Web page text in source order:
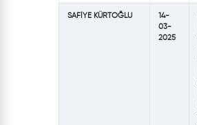
SAFİYE KÜRTOĞLU
14-
03-
2025